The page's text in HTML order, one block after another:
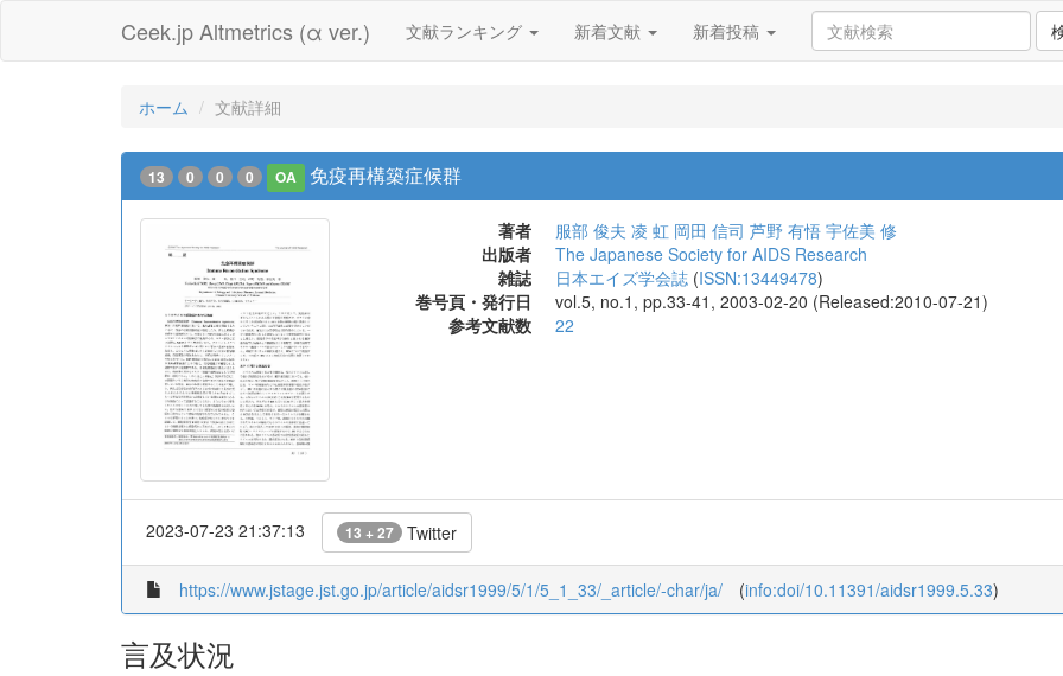
Ceek.jp Altmetrics (α ver.) 文献ランキング 新着文献 新着投稿
ホーム 文献詳細
13 0 0 0 OA 免疫再構築症候群
著者 服部 俊夫 凌 虹 岡田 信司 芦野 有悟 宇佐美 修
出版者
The Japanese Society for AIDS Research
雑誌
日本エイズ学会誌 (ISSN:13449478)
巻号頁・発行日
vol.5, no.1, pp.33-41, 2003-02-20 (Released:2010-07-21)
参考文献数
22
2023-07-23 21:37:13 13 + 27 Twitter
https://www.jstage.jst.go.jp/article/aidsr1999/5/1/5_1_33/_article/-char/ja/ (info:doi/10.11391/aidsr1999.5.33)
言及状況